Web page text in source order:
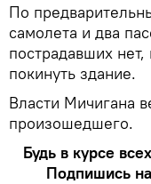
По
самолета и два
пострадавших
покинуть здание.
Власти Мичигана
произошедшего.
Будь в курсе всех
Подпишись